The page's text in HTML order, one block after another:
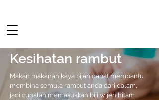
Kesihatan rambut
Makan makanan kaya bijan dapat membantu
membina semula rambut anda dari dalam,
jadi cubalah memasukkan biji wijen hitam